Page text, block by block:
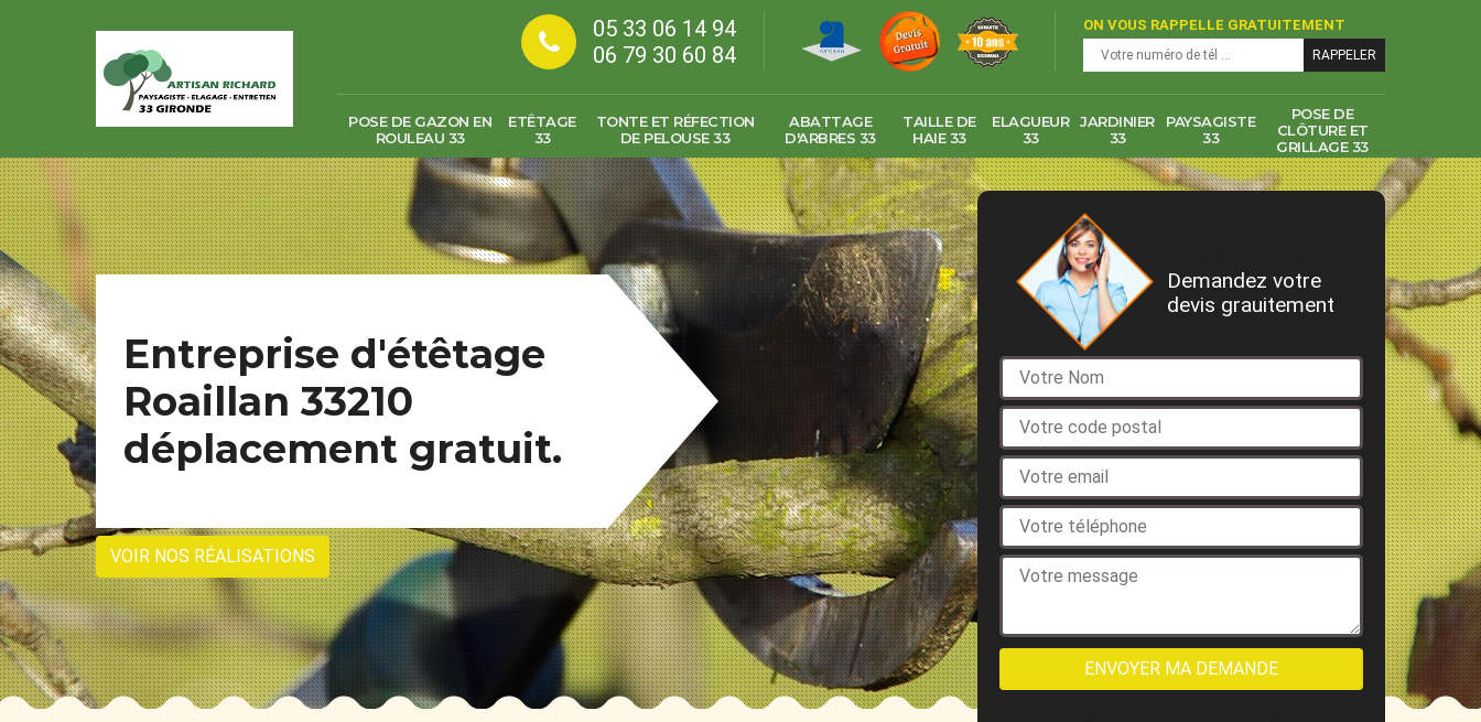
05 33 06 14 94
06 79 30 60 84
ON VOUS RAPPELLE GRATUITEMENT
POSE DE GAZON EN
ROULEAU 33
ETÊTAGE
33
TONTE ET RÉFECTION
DE PELOUSE 33
ABATTAGE
D'ARBRES 33
TAILLE DE
HAIE 33
ELAGUEUR
33
JARDINIER
33
PAYSAGISTE
33
POSE DE
CLÔTURE ET
GRILLAGE 33
Entreprise d'étêtage
Roaillan 33210
déplacement gratuit.
VOIR NOS RÉALISATIONS
Demandez votre
devis grauitement